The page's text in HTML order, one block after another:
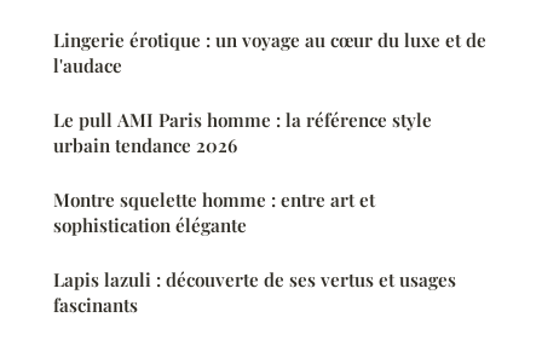
Lingerie érotique : un voyage au cœur du luxe et de
l'audace
Le pull AMI Paris homme : la référence style
urbain tendance 2026
Montre squelette homme : entre art et
sophistication élégante
Lapis lazuli : découverte de ses vertus et usages
fascinants